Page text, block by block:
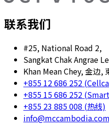
联系我们
#25, National Road 2,
Sangkat Chak Angrae
Khan Mean Chey, 金边,
+855 12 686 252
+855 15 686 252
+855 23 885 008 (热线)
info@mccambodia.com